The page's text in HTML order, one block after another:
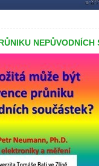
NEPŮVODNÍCH